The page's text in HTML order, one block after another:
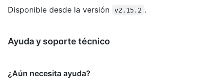
Disponible desde la versión v2.15.2 .
Ayuda y soporte técnico
¿Aún necesita ayuda?